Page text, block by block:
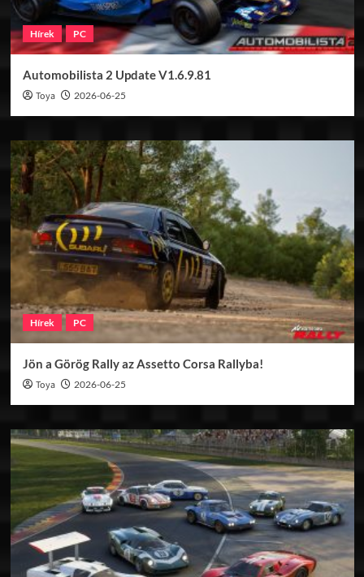
Hírek PC
Automobilista 2 Update V1.6.9.81
Toya 2026-06-25
Hírek PC
Jön a Görög Rally az Assetto Corsa Rallyba!
Toya 2026-06-25